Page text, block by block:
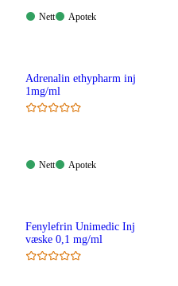
Nett:
Nett
Apotek:
Apotek
Adrenalin ethypharm inj
1mg/ml
Nett:
Nett
Apotek:
Apotek
Fenylefrin Unimedic Inj
væske 0,1 mg/ml